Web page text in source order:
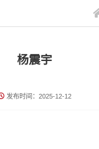
杨震宇
发布时间：2025-12-12